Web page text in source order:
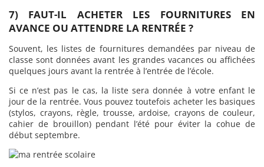
7) FAUT-IL ACHETER LES FOURNITURES EN
AVANCE OU ATTENDRE LA RENTRÉE ?
Souvent, les listes de fournitures demandées par niveau de
classe sont données avant les grandes vacances ou affichées
quelques jours avant la rentrée à l’entrée de l’école.
Si ce n’est pas le cas, la liste sera donnée à votre enfant le
jour de la rentrée. Vous pouvez toutefois acheter les basiques
(stylos, crayons, règle, trousse, ardoise, crayons de couleur,
cahier de brouillon) pendant l’été pour éviter la cohue de
début septembre.